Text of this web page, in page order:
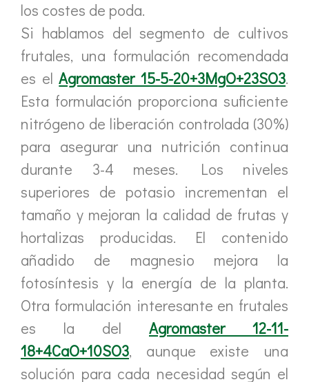
los costes de poda.
Si hablamos del segmento de cultivos
frutales, una formulación recomendada
es el Agromaster 15-5-20+3MgO+23SO3.
Esta formulación proporciona suficiente
nitrógeno de liberación controlada (30%)
para asegurar una nutrición continua
durante 3-4 meses. Los niveles
superiores de potasio incrementan el
tamaño y mejoran la calidad de frutas y
hortalizas producidas. El contenido
añadido de magnesio mejora la
fotosíntesis y la energía de la planta.
Otra formulación interesante en frutales
es la del Agromaster 12-11-
18+4CaO+10SO3, aunque existe una
solución para cada necesidad según el